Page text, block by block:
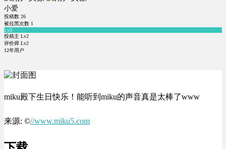
小爱
投稿数 26
被拉黑次数 1
Lv3
投稿主 Lv2
评价师 Lv2
12年用户
miku殿下生日快乐！能听到miku的声音真是太棒了www
来源: ©//www.miku5.com